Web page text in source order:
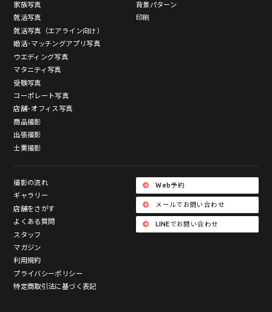
家族写真
就活写真
就活写真（エアライン向け）
婚活･マッチングアプリ写真
ウエディング写真
マタニティ写真
受験写真
コーポレート写真
店舗･オフィス写真
商品撮影
出張撮影
士業撮影
背景パターン
印刷
撮影の流れ
ギャラリー
店舗をさがす
よくある質問
スタッフ
マガジン
利用規約
プライバシーポリシー
特定商取引法に基づく表記
Web予約
メールでお問い合わせ
LINEでお問い合わせ